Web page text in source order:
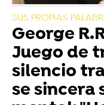
SUS PROPIAS
George
Juego de
silencio
se sincera